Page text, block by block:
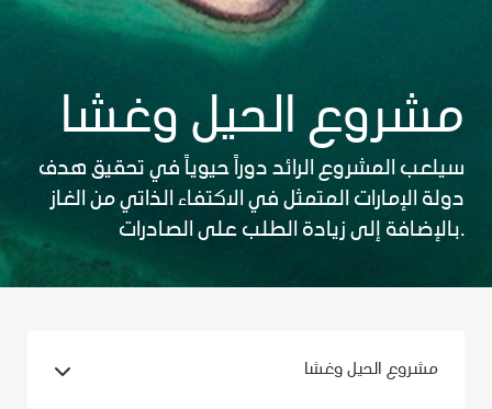
مشروع الحيل وغشا
سيلعب المشروع الرائد دوراً حيوياً في تحقيق هدف
دولة الإمارات المتمثل في الاكتفاء الذاتي من الغاز
بالإضافة إلى زيادة الطلب على الصادرات.
مشروع الحيل وغشا